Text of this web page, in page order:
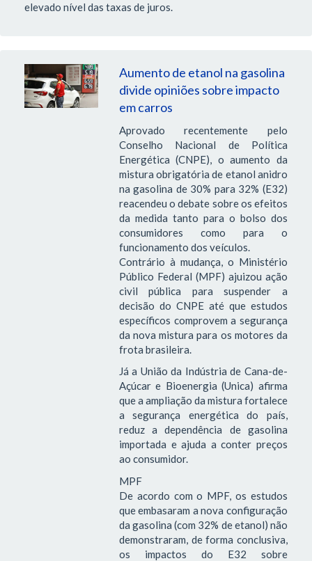
elevado nível das taxas de juros.
Aumento de etanol na gasolina
divide opiniões sobre impacto
em carros
Aprovado recentemente pelo
Conselho Nacional de Política
Energética (CNPE), o aumento da
mistura obrigatória de etanol anidro
na gasolina de 30% para 32% (E32)
reacendeu o debate sobre os efeitos
da medida tanto para o bolso dos
consumidores como para o
funcionamento dos veículos.
Contrário à mudança, o Ministério
Público Federal (MPF) ajuizou ação
civil pública para suspender a
decisão do CNPE até que estudos
específicos comprovem a segurança
da nova mistura para os motores da
frota brasileira.
Já a União da Indústria de Cana-de-
Açúcar e Bioenergia (Unica) afirma
que a ampliação da mistura fortalece
a segurança energética do país,
reduz a dependência de gasolina
importada e ajuda a conter preços
ao consumidor.
MPF
De acordo com o MPF, os estudos
que embasaram a nova configuração
da gasolina (com 32% de etanol) não
demonstraram, de forma conclusiva,
os impactos do E32 sobre